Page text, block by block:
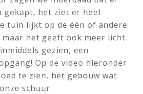
gekapt, het ziet er heel
tuin lijkt op de één of andere
het geeft ook meer licht.
gezien, een
Op de video hieronder
te zien, het gebouw wat
schuur.